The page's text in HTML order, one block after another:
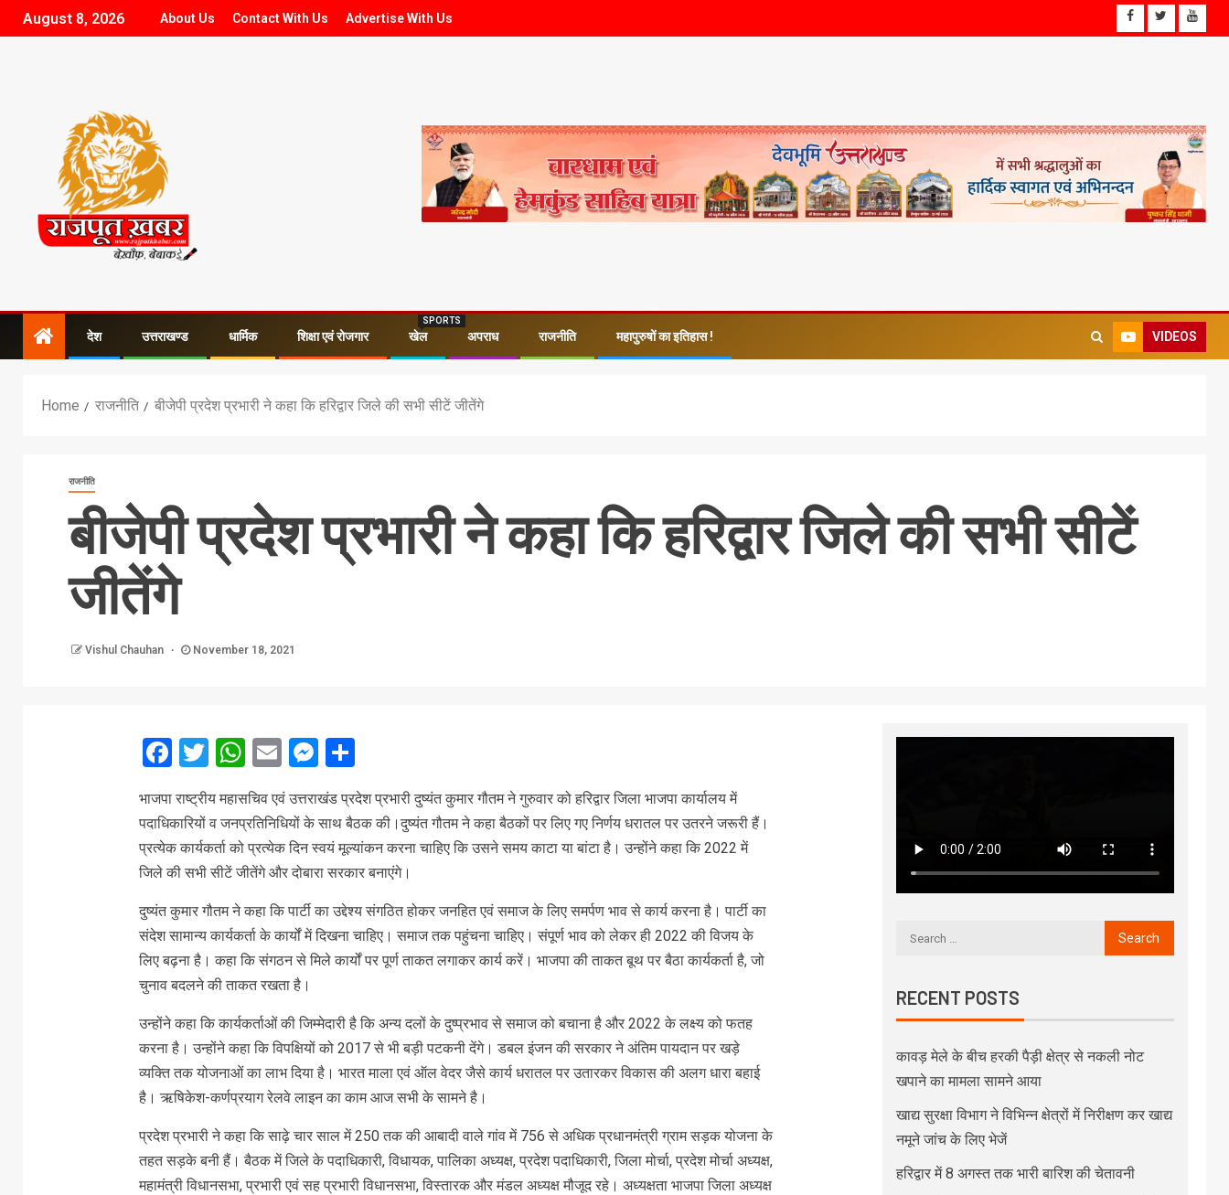
August 8, 2026 About Us Contact With Us Advertise With Us
देश उत्तराखण्ड धार्मिक शिक्षा एवं रोजगार खेल
SPORTS
अपराध राजनीति महापुरुषों का इतिहास ! VIDEOS
Home राजनीति बीजेपी प्रदेश प्रभारी ने कहा कि हरिद्वार जिले की सभी सीटें जीतेंगे
राजनीति
बीजेपी प्रदेश प्रभारी ने कहा कि हरिद्वार जिले की सभी सीटें
जीतेंगे
Vishul Chauhan November 18, 2021
Facebook
Twitter
WhatsApp
EmailMessenger
Share
भाजपा राष्ट्रीय महासचिव एवं उत्तराखंड प्रदेश प्रभारी दुष्यंत कुमार गौतम ने गुरुवार को हरिद्वार जिला भाजपा कार्यालय में
पदाधिकारियों व जनप्रतिनिधियों के साथ बैठक की।दुष्यंत गौतम ने कहा बैठकों पर लिए गए निर्णय धरातल पर उतरने जरूरी हैं।
प्रत्येक कार्यकर्ता को प्रत्येक दिन स्वयं मूल्यांकन करना चाहिए कि उसने समय काटा या बांटा है। उन्होंने कहा कि 2022 में
जिले की सभी सीटें जीतेंगे और दोबारा सरकार बनाएंगे।
दुष्यंत कुमार गौतम ने कहा कि पार्टी का उद्देश्य संगठित होकर जनहित एवं समाज के लिए समर्पण भाव से कार्य करना है। पार्टी का
संदेश सामान्य कार्यकर्ता के कार्यों में दिखना चाहिए। समाज तक पहुंचना चाहिए। संपूर्ण भाव को लेकर ही 2022 की विजय के
लिए बढ़ना है। कहा कि संगठन से मिले कार्यों पर पूर्ण ताकत लगाकर कार्य करें। भाजपा की ताकत बूथ पर बैठा कार्यकर्ता है, जो
चुनाव बदलने की ताकत रखता है।
उन्होंने कहा कि कार्यकर्ताओं की जिम्मेदारी है कि अन्य दलों के दुष्प्रभाव से समाज को बचाना है और 2022 के लक्ष्य को फतह
करना है। उन्होंने कहा कि विपक्षियों को 2017 से भी बड़ी पटकनी देंगे। डबल इंजन की सरकार ने अंतिम पायदान पर खड़े
व्यक्ति तक योजनाओं का लाभ दिया है। भारत माला एवं ऑल वेदर जैसे कार्य धरातल पर उतारकर विकास की अलग धारा बहाई
है। ऋषिकेश-कर्णप्रयाग रेलवे लाइन का काम आज सभी के सामने है।
प्रदेश प्रभारी ने कहा कि साढ़े चार साल में 250 तक की आबादी वाले गांव में 756 से अधिक प्रधानमंत्री ग्राम सड़क योजना के
तहत सड़के बनी हैं। बैठक में जिले के पदाधिकारी, विधायक, पालिका अध्यक्ष, प्रदेश पदाधिकारी, जिला मोर्चा, प्रदेश मोर्चा अध्यक्ष,
महामंत्री विधानसभा, प्रभारी एवं सह प्रभारी विधानसभा, विस्तारक और मंडल अध्यक्ष मौजूद रहे। अध्यक्षता भाजपा जिला अध्यक्ष
RECENT POSTS
कावड़ मेले के बीच हरकी पैड़ी क्षेत्र से नकली नोट
खपाने का मामला सामने आया
खाद्य सुरक्षा विभाग ने विभिन्न क्षेत्रों में निरीक्षण कर खाद्य
नमूने जांच के लिए भेजें
हरिद्वार में 8 अगस्त तक भारी बारिश की चेतावनी